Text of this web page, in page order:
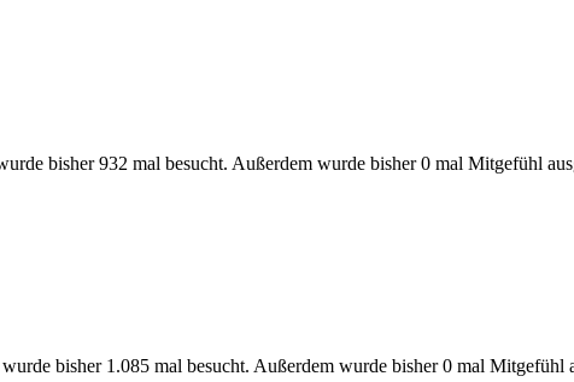
bisher 932 mal besucht. Außerdem wurde bisher 0 mal Mitgefühl
bisher 1.085 mal besucht. Außerdem wurde bisher 0 mal Mitgefühl